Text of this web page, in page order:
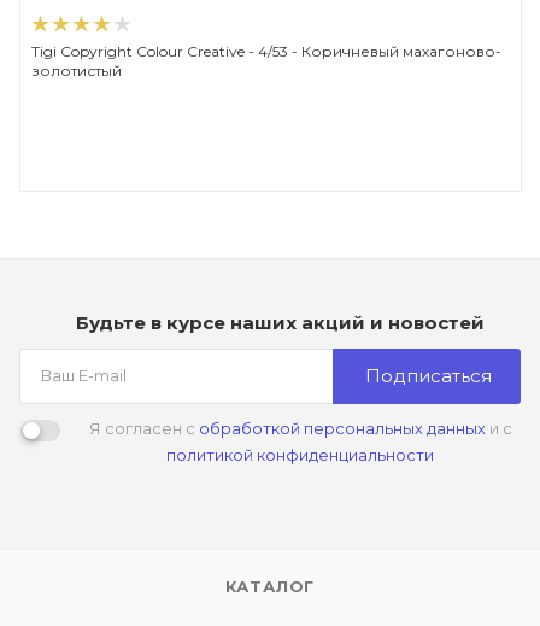
Tigi Copyright Сolour Creative - 4/53 - Коричневый махагоново-
золотистый
Будьте в курсе наших акций и новостей
Подписаться
Я согласен с обработкой персональных данныхи с
политикой конфиденциальности
КАТАЛОГ